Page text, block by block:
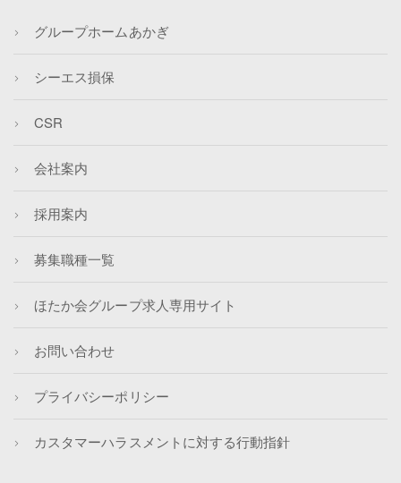
グループホームあかぎ
シーエス損保
CSR
会社案内
採用案内
募集職種一覧
ほたか会グループ求人専用サイト
お問い合わせ
プライバシーポリシー
カスタマーハラスメントに対する行動指針